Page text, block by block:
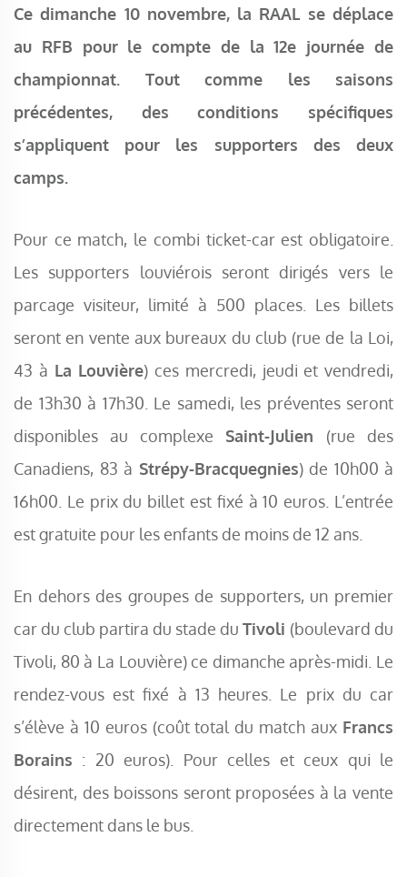
Ce dimanche 10 novembre, la RAAL se déplace
au RFB pour le compte de la 12e journée de
championnat. Tout comme les saisons
précédentes, des conditions spécifiques
s’appliquent pour les supporters des deux
camps.
Pour ce match, le combi ticket-car est obligatoire.
Les supporters louviérois seront dirigés vers le
parcage visiteur, limité à 500 places. Les billets
seront en vente aux bureaux du club (rue de la Loi,
43 à La Louvière) ces mercredi, jeudi et vendredi,
de 13h30 à 17h30. Le samedi, les préventes seront
disponibles au complexe Saint-Julien (rue des
Canadiens, 83 à Strépy-Bracquegnies) de 10h00 à
16h00. Le prix du billet est fixé à 10 euros. L’entrée
est gratuite pour les enfants de moins de 12 ans.
En dehors des groupes de supporters, un premier
car du club partira du stade du Tivoli (boulevard du
Tivoli, 80 à La Louvière) ce dimanche après-midi. Le
rendez-vous est fixé à 13 heures. Le prix du car
s’élève à 10 euros (coût total du match aux Francs
Borains : 20 euros). Pour celles et ceux qui le
désirent, des boissons seront proposées à la vente
directement dans le bus.